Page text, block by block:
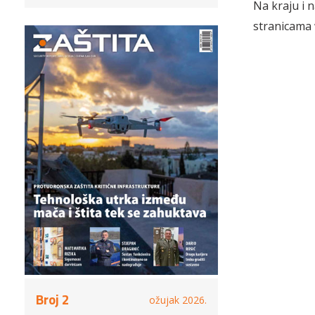
Broj 2 ožujak 2026.
Na kraju i
stranicama